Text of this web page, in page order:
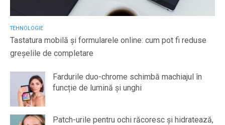
TEHNOLOGIE
Tastatura mobilă și formularele online: cum pot fi reduse
greșelile de completare
Fardurile duo-chrome schimbă machiajul în
funcție de lumină și unghi
Patch-urile pentru ochi răcoresc și hidratează,